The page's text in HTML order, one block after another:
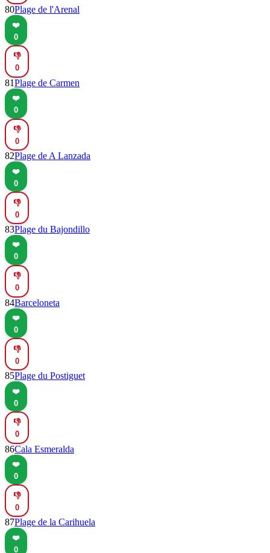
80Plage de l'Arenal
❤️
0
👎
0
81Plage de Carmen
❤️
0
👎
0
82Plage de A Lanzada
❤️
0
👎
0
83Plage du Bajondillo
❤️
0
👎
0
84Barceloneta
❤️
0
👎
0
85Plage du Postiguet
❤️
0
👎
0
86Cala Esmeralda
❤️
0
👎
0
87Plage de la Carihuela
❤️
0